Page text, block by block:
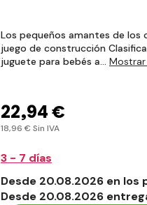
Los pequeños amantes de
juego de construcción
juguete para bebés a…
22,94 €
18,96 € Sin IVA
3 - 7 días
Desde 20.08.2026 en los
Desde 20.08.2026